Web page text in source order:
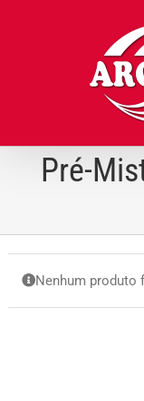
Pré-
Nenhum produto